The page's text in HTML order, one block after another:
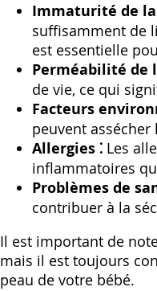
Immaturité de la
suffisamment de
est essentielle
Perméabilité de
de vie, ce qui
Facteurs
peuvent
Allergies ⁚ Les
inflammatoires
Problèmes de
contribuer à la
Il est important de
mais il est toujours
peau de votre bébé.